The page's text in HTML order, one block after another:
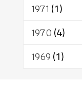
1971 (1)
1970(4)
1969(1)